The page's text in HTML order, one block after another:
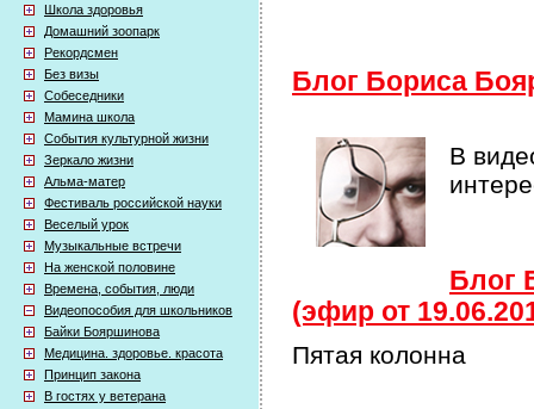
Школа здоровья
Домашний зоопарк
Рекордсмен
Без визы
Собеседники
Мамина школа
События культурной жизни
Зеркало жизни
Альма-матер
Фестиваль российской науки
Веселый урок
Музыкальные встречи
На женской половине
Времена, события, люди
Видеопособия для школьников
Байки Бояршинова
Медицина. здоровье. красота
Принцип закона
В гостях у ветерана
Блог Бориса
В
Блог
(эфир от
Пятая колонна